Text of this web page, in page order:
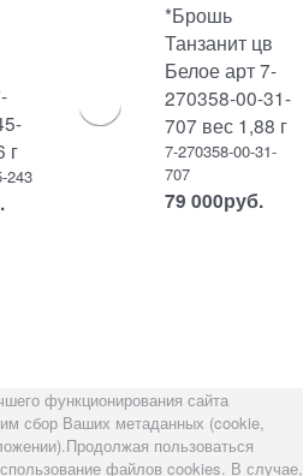
г
243
*Брошь
Танзанит цв
Белое арт 7-
270358-00-31-
707 вес 1,88 г
7-270358-00-31-
707
79 000руб.
функционирования сайта
сбор Ваших метаданных (cookie,
пользоваться
файлов cookies. В случае,